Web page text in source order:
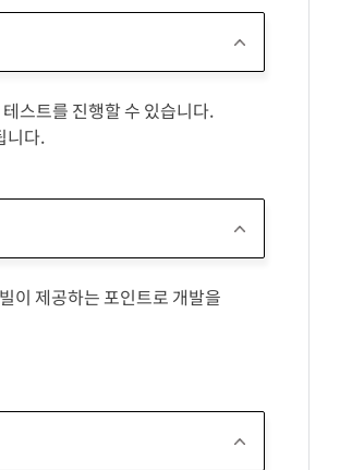
스트를 진행할 수 있습니다.
니다.
이 제공하는 포인트로 개발을